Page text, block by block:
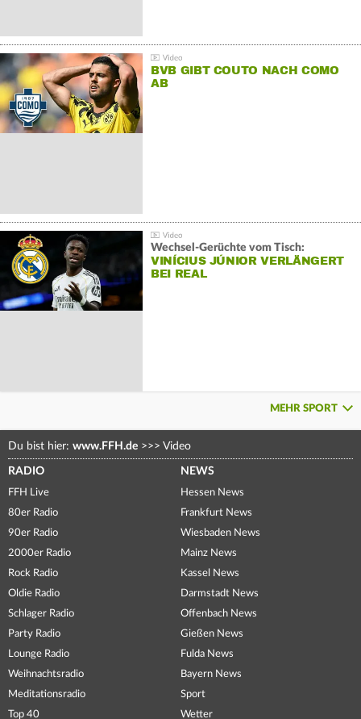
BVB GIBT COUTO NACH COMO
AB
Wechsel-Gerüchte vom Tisch:
VINÍCIUS JÚNIOR VERLÄNGERT
BEI REAL
MEHR SPORT
Du bist hier: www.FFH.de >>> Video
RADIO
FFH Live
80er Radio
90er Radio
2000er Radio
Rock Radio
Oldie Radio
Schlager Radio
Party Radio
Lounge Radio
Weihnachtsradio
Meditationsradio
Top 40
NEWS
Hessen News
Frankfurt News
Wiesbaden News
Mainz News
Kassel News
Darmstadt News
Offenbach News
Gießen News
Fulda News
Bayern News
Sport
Wetter